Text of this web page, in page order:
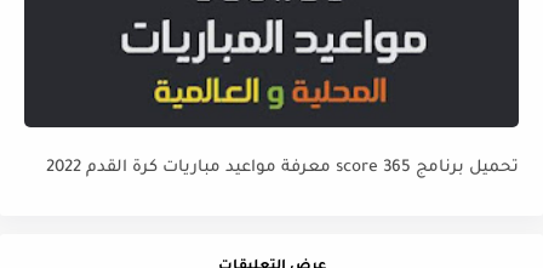
تحميل برنامج 365 score معرفة مواعيد مباريات كرة القدم 2022